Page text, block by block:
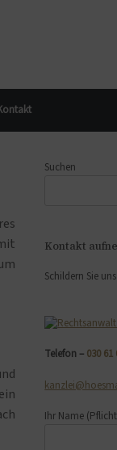
Suchen
Kontakt
Schildern Sie
Telefon – 030 61
Ihr Name